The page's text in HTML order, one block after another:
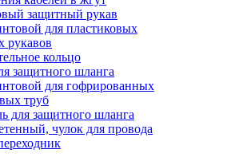
защитный рукав
для пластиковых
рукавов
кольцо
защитного шланга
для гофрированных
труб
для защитного шланга
чулок для провода